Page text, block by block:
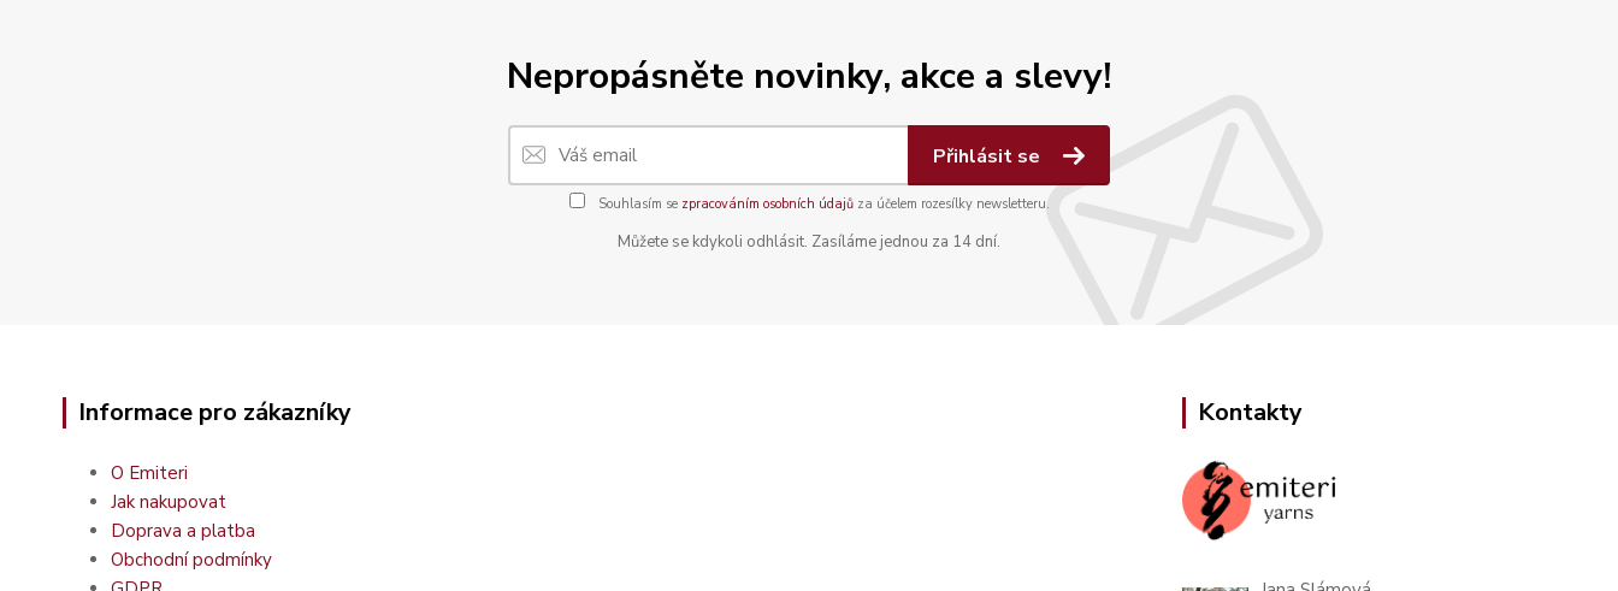
Nepropásněte novinky, akce a slevy!
Přihlásit se
Souhlasím se zpracováním osobních údajůza účelem rozesílky newsletteru.
Můžete se kdykoli odhlásit. Zasíláme jednou za 14 dní.
Informace pro zákazníky
O Emiteri
Jak nakupovat
Doprava a platba
Obchodní podmínky
Kontakty